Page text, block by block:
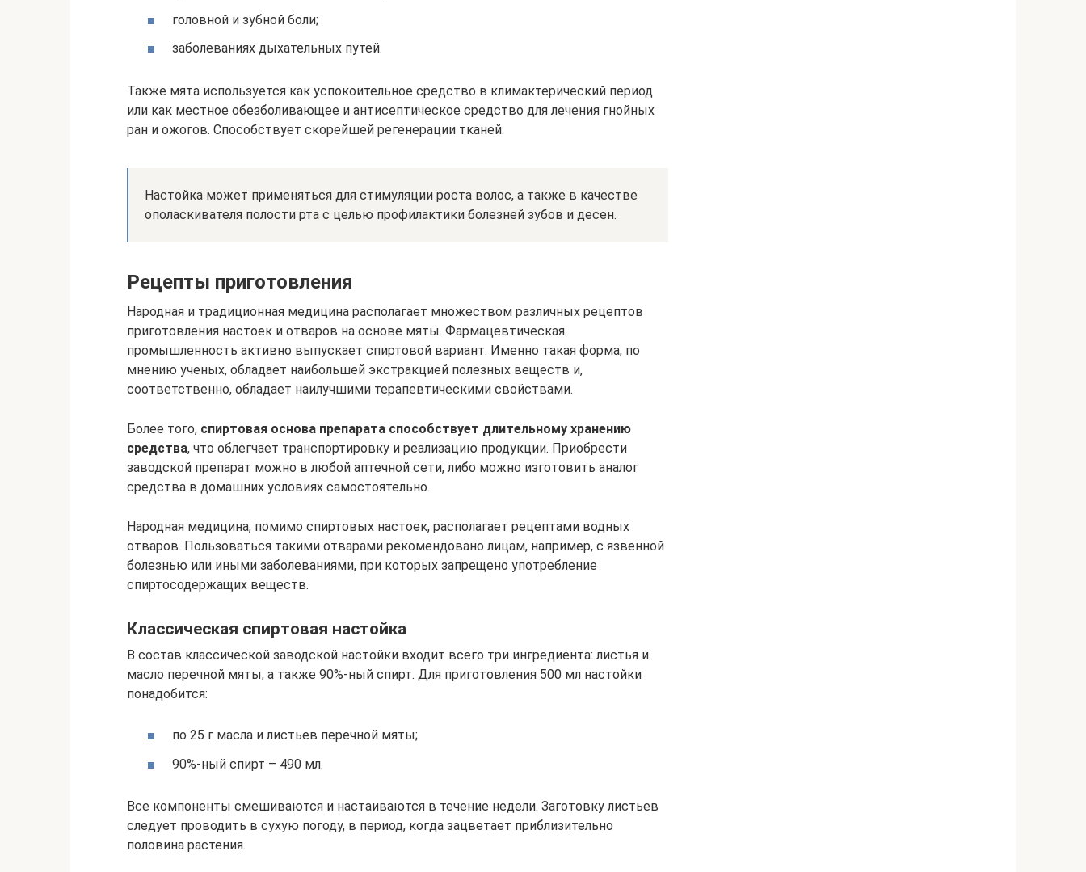
головной и зубной боли;
заболеваниях дыхательных путей.
Также мята используется как успокоительное средство в климактерический период
или как местное обезболивающее и антисептическое средство для лечения гнойных
ран и ожогов. Способствует скорейшей регенерации тканей.
Настойка может применяться для стимуляции роста волос, а также в качестве
ополаскивателя полости рта с целью профилактики болезней зубов и десен.
Рецепты приготовления
Народная и традиционная медицина располагает множеством различных рецептов
приготовления настоек и отваров на основе мяты. Фармацевтическая
промышленность активно выпускает спиртовой вариант. Именно такая форма, по
мнению ученых, обладает наибольшей экстракцией полезных веществ и,
соответственно, обладает наилучшими терапевтическими свойствами.
Более того, спиртовая основа препарата способствует длительному хранению
средства, что облегчает транспортировку и реализацию продукции. Приобрести
заводской препарат можно в любой аптечной сети, либо можно изготовить аналог
средства в домашних условиях самостоятельно.
Народная медицина, помимо спиртовых настоек, располагает рецептами водных
отваров. Пользоваться такими отварами рекомендовано лицам, например, с язвенной
болезнью или иными заболеваниями, при которых запрещено употребление
спиртосодержащих веществ.
Классическая спиртовая настойка
В состав классической заводской настойки входит всего три ингредиента: листья и
масло перечной мяты, а также 90%-ный спирт. Для приготовления 500 мл настойки
понадобится:
по 25 г масла и листьев перечной мяты;
90%-ный спирт – 490 мл.
Все компоненты смешиваются и настаиваются в течение недели. Заготовку листьев
следует проводить в сухую погоду, в период, когда зацветает приблизительно
половина растения.